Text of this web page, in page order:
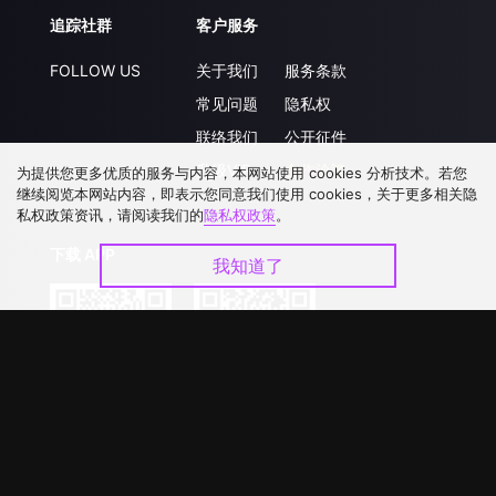
追踪社群
FOLLOW US
客户服务
关于我们
常见问题
联络我们
升级VIP
服务条款
隐私权
公开征件
合作洽談
为提供您更多优质的服务与内容，本网站使用 cookies 分析技术。若您
继续阅览本网站内容，即表示您同意我们使用 cookies，关于更多相关隐
私权政策资讯，请阅读我们的隐私权政策。
我知道了